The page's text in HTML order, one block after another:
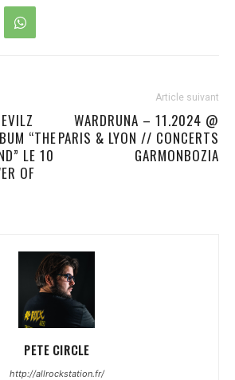
“THE
LE 10
OF
Article suivant
WARDRUNA – 11.2024 @
PARIS & LYON // CONCERTS
GARMONBOZIA
PETE CIRCLE
http://allrockstation.fr/